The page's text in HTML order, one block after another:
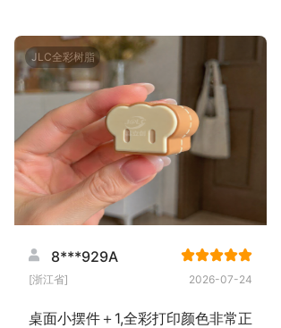
JLC全彩树脂
8***929A
[浙江省] 2026-07-24
桌面小摆件＋1,全彩打印颜色非常正